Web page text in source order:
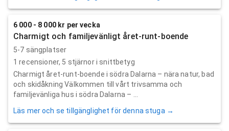
6 000 - 8 000 kr per vecka
Charmigt och familjevänligt året-runt-boende
5-7 sängplatser
1 recensioner, 5 stjärnor i snittbetyg
Charmigt året-runt-boende i södra Dalarna – nära natur, bad
och skidåkning Välkommen till vårt trivsamma och
familjevänliga hus i södra Dalarna – ...
Läs mer och se tillgänglighet för denna stuga →